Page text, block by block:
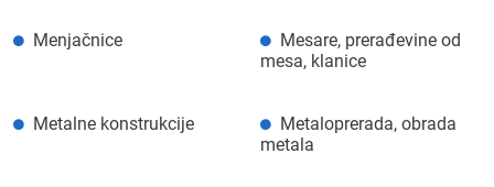
Menjačnice
Mesare, prerađevine od
mesa, klanice
Metalne konstrukcije
Metaloprerada, obrada
metala